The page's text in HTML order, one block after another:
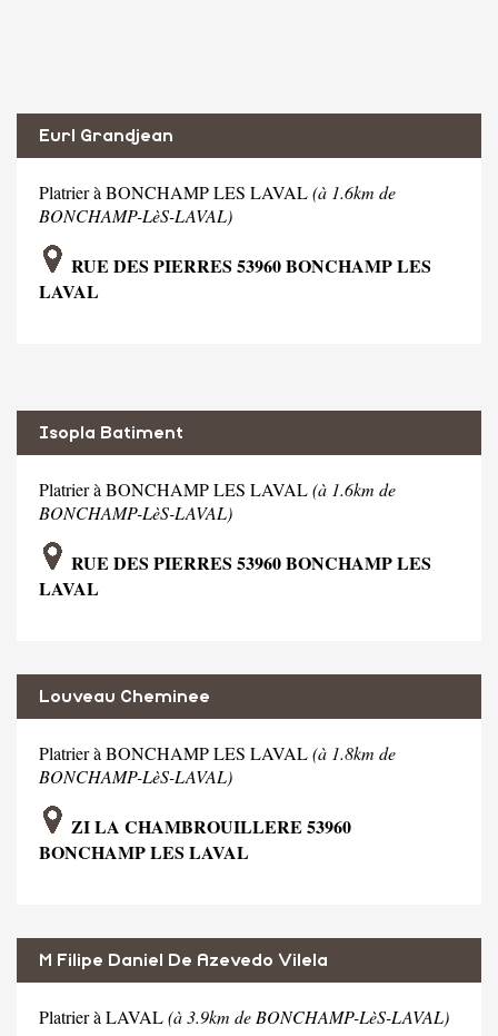
Eurl Grandjean
Platrier à BONCHAMP LES LAVAL(à 1.6km de
BONCHAMP-LèS-LAVAL)
RUE DES PIERRES 53960 BONCHAMP LES
LAVAL
Isopla Batiment
Platrier à BONCHAMP LES LAVAL(à 1.6km de
BONCHAMP-LèS-LAVAL)
RUE DES PIERRES 53960 BONCHAMP LES
LAVAL
Louveau Cheminee
Platrier à BONCHAMP LES LAVAL(à 1.8km de
BONCHAMP-LèS-LAVAL)
ZI LA CHAMBROUILLERE 53960
BONCHAMP LES LAVAL
M Filipe Daniel De Azevedo Vilela
Platrier à LAVAL(à 3.9km de BONCHAMP-LèS-LAVAL)